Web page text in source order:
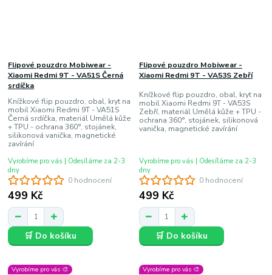
0 hodnocení
Flipové pouzdro Mobiwear -
Xiaomi Redmi 9T - VA51S Černá
srdíčka
Knížkové flip pouzdro, obal, kryt na
mobil Xiaomi Redmi 9T - VA51S
Černá srdíčka, materiál Umělá kůže
+ TPU - ochrana 360°, stojánek,
silikonová vanička, magnetické
zavírání
499 Kč
Vyrobíme pro vás | Odesíláme za 2-3
dny
🛒 Do košíku
0 hodnocení
Flipové pouzdro Mobiwear -
Xiaomi Redmi 9T - VA53S Zebří
Knížkové flip pouzdro, obal, kryt na
mobil Xiaomi Redmi 9T - VA53S
Zebří, materiál Umělá kůže + TPU -
ochrana 360°, stojánek, silikonová
vanička, magnetické zavírání
499 Kč
Vyrobíme pro vás | Odesíláme za 2-3
dny
🛒 Do košíku
Vyrobíme pro vás 🎨 Vyrobíme pro vás 🎨